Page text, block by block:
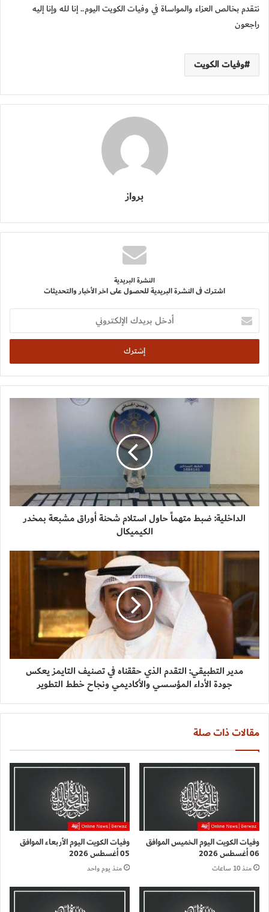
نتقدم بخالص العزاء والمواساة في وفيات الكويت اليوم.. إنا لله وإنا إليه
راجعون
وفيات الكويت
برواز
النشرة البريدية
اشترك فى النشرة البريدية للحصول على اخر الأخبار والتحديثات
أدخل
بريدك
الإلكتروني
الداخلية: ضبط متهماً حاول استلام شحنة أوراق مشبعة بمخدر
الكيميكال
مدير التطبيقي: التقدم الذي حققناه في تصنيف التايمز يعكس
جودة الأداء المؤسسي والأكاديمي ونجاح خطط التطوير
مقالات ذات صلة
وفيات الكويت اليوم الخميس الموافق
06 أغسطس 2026
منذ 10 ساعات
وفيات الكويت اليوم الأربعاء الموافق
05 أغسطس 2026
منذ يوم واحد